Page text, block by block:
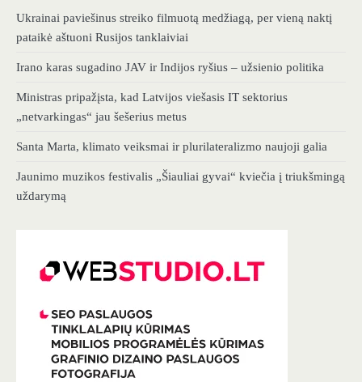
Ukrainai paviešinus streiko filmuotą medžiagą, per vieną naktį
pataikė aštuoni Rusijos tanklaiviai
Irano karas sugadino JAV ir Indijos ryšius – užsienio politika
Ministras pripažįsta, kad Latvijos viešasis IT sektorius
„netvarkingas“ jau šešerius metus
Santa Marta, klimato veiksmai ir plurilateralizmo naujoji galia
Jaunimo muzikos festivalis „Šiauliai gyvai“ kviečia į triukšmingą
uždarymą